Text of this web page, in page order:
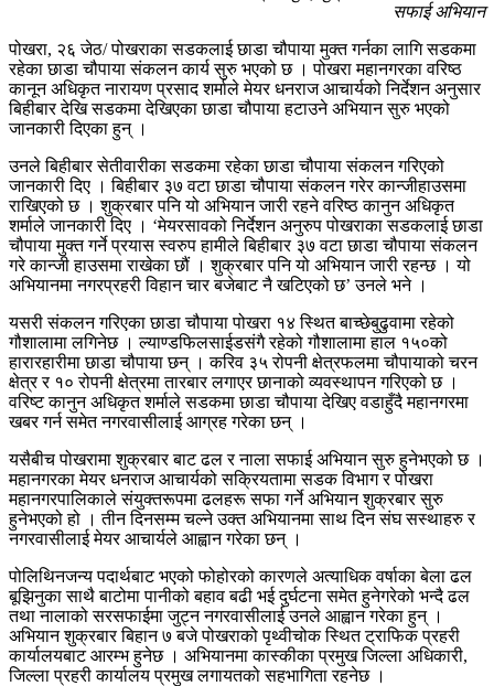
सफाई अभियान
पोखरा, २६ जेठ/ पोखराका सडकलाई छाडा चौपाया मुक्त गर्नका लागि सडकमा
रहेका छाडा चौपाया संकलन कार्य सुरु भएको छ । पोखरा महानगरका वरिष्ठ
कानून अधिकृत नारायण प्रसाद शर्माले मेयर धनराज आचार्यको निर्देशन अनुसार
बिहीबार देखि सडकमा देखिएका छाडा चौपाया हटाउने अभियान सुरु भएको
जानकारी दिएका हुन् ।
उनले बिहीबार सेतीवारीका सडकमा रहेका छाडा चौपाया संकलन गरिएको
जानकारी दिए । बिहीबार ३७ वटा छाडा चौपाया संकलन गरेर कान्जीहाउसमा
राखिएको छ । शुक्रबार पनि यो अभियान जारी रहने वरिष्ठ कानुन अधिकृत
शर्माले जानकारी दिए । ‘मेयरसावको निर्देशन अनुरुप पोखराका सडकलाई छाडा
चौपाया मुक्त गर्ने प्रयास स्वरुप हामीले बिहीबार ३७ वटा छाडा चौपाया संकलन
गरे कान्जी हाउसमा राखेका छौं । शुक्रबार पनि यो अभियान जारी रहन्छ । यो
अभियानमा नगरप्रहरी विहान चार बजेबाट नै खटिएको छ’ उनले भने ।
यसरी संकलन गरिएका छाडा चौपाया पोखरा १४ स्थित बाच्छेबुढुवामा रहेको
गौशालामा लगिनेछ । ल्याण्डफिलसाईडसंगै रहेको गौशालामा हाल १५०को
हारारहारीमा छाडा चौपाया छन् । करिव ३५ रोपनी क्षेत्रफलमा चौपायाको चरन
क्षेत्र र १० रोपनी क्षेत्रमा तारबार लगाएर छानाको व्यवस्थापन गरिएको छ ।
वरिष्ट कानुन अधिकृत शर्माले सडकमा छाडा चौपाया देखिए वडाहुँदै महानगरमा
खबर गर्न समेत नगरवासीलाई आग्रह गरेका छन् ।
यसैबीच पोखरामा शुक्रबार बाट ढल र नाला सफाई अभियान सुरु हुनेभएको छ ।
महानगरका मेयर धनराज आचार्यको सक्रियतामा सडक विभाग र पोखरा
महानगरपालिकाले संयुक्तरूपमा ढलहरू सफा गर्ने अभियान शुक्रबार सुरु
हुनेभएको हो । तीन दिनसम्म चल्ने उक्त अभियानमा साथ दिन संघ सस्थाहरु र
नगरवासीलाई मेयर आचार्यले आह्वान गरेका छन् ।
पोलिथिनजन्य पदार्थबाट भएको फोहोरको कारणले अत्याधिक वर्षाका बेला ढल
बूझिनुका साथै बाटोमा पानीको बहाव बढी भई दुर्घटना समेत हुनेगरेको भन्दै ढल
तथा नालाको सरसफाईमा जुट्न नगरवासीलाई उनले आह्वान गरेका हुन् ।
अभियान शुक्रबार बिहान ७ बजे पोखराको पृथ्वीचोक स्थित ट्राफिक प्रहरी
कार्यालयबाट आरम्भ हुनेछ । अभियानमा कास्कीका प्रमुख जिल्ला अधिकारी,
जिल्ला प्रहरी कार्यालय प्रमुख लगायतको सहभागिता रहनेछ ।